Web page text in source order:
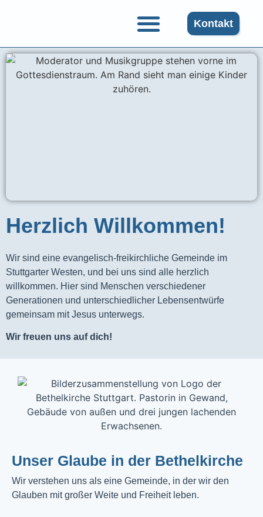
Kontakt
Herzlich Willkommen!
Wir sind eine evangelisch-freikirchliche Gemeinde im
Stuttgarter Westen, und bei uns sind alle herzlich
willkommen. Hier sind Menschen verschiedener
Generationen und unterschiedlicher Lebensentwürfe
gemeinsam mit Jesus unterwegs.
Wir freuen uns auf dich!
Unser Glaube in der Bethelkirche
Wir verstehen uns als eine Gemeinde, in der wir den
Glauben mit großer Weite und Freiheit leben.